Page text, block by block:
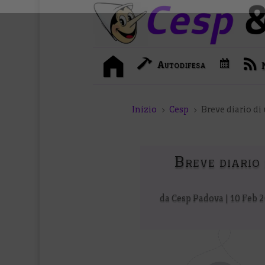
I
i
Autodifesa
d
a
Inizio 5 Cesp 5 Breve diario di
Breve
da Cesp Padova 10 Feb